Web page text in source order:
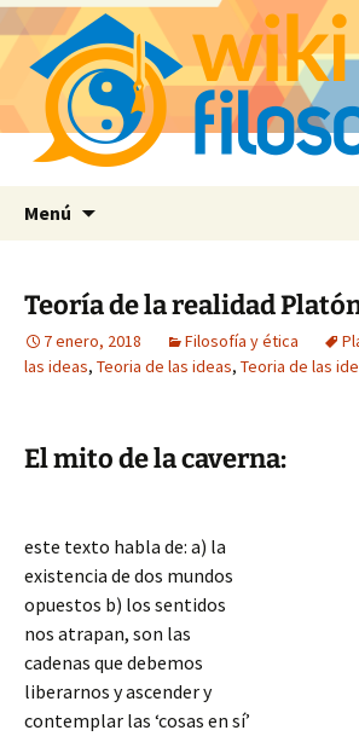
Menú
Teoría de la realidad
7 enero, 2018 Filosofía y ética
las ideas, Teoria de las ideas, Teoria de las
El mito de la caverna:
este texto habla de: a) la
existencia de dos mundos
opuestos b) los sentidos
nos atrapan, son las
cadenas que debemos
liberarnos y ascender y
contemplar las ‘cosas en sí’